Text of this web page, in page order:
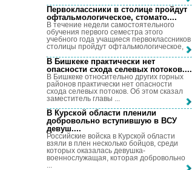
Первоклассники в столице пройдут
офтальмологическое, стомато....
В течение недели самостоятельного
обучения первого семестра этого
учебного года учащиеся первоклассников
столицы пройдут офтальмологическое, ...
В Бишкеке практически нет
опасности схода селевых потоков....
В Бишкеке относительно других горных
районов практически нет опасности
схода селевых потоков. Об этом сказал
заместитель главы ...
В Курской области пленили
добровольно вступившую в ВСУ
девуш....
Российские войска в Курской области
взяли в плен несколько бойцов, среди
которых оказалась девушка-
военнослужащая, которая добровольно
...